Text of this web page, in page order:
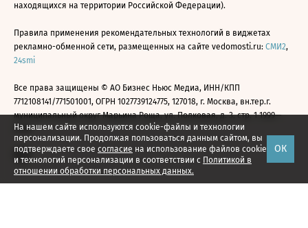
На нашем сайте используются cookie-файлы и технологии
персонализации. Продолжая пользоваться данным сайтом, вы
подтверждаете свое согласие на использование файлов cookie
и технологий персонализации в соответствии с Политикой в
отношении обработки персональных данных.
ОК
находящихся на территории Российской Федерации).
Правила применения рекомендательных технологий в виджетах
рекламно-обменной сети, размещенных на сайте vedomosti.ru: СМИ2,
24smi
Все права защищены © АО Бизнес Ньюс Медиа, ИНН/КПП
7712108141/771501001, ОГРН 1027739124775, 127018, г. Москва, вн.тер.г.
муниципальный округ Марьина Роща, ул. Полковая, д. 3, стр. 1 1999—
2026